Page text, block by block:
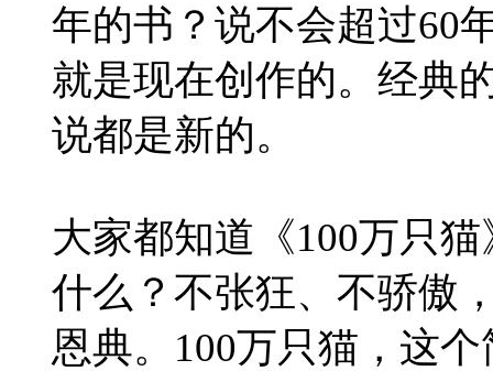
年的书？说不会超过60
就是现在创作的。经典
说都是新的。
大家都知道《100万只
什么？不张狂、不骄傲
恩典。100万只猫，这